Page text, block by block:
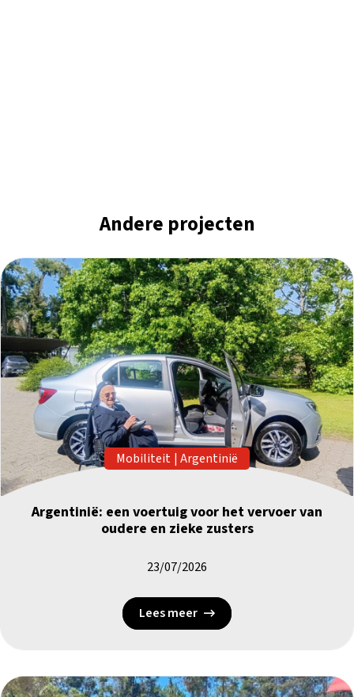
Andere projecten
Mobiliteit | Argentinië
Argentinië: een voertuig voor het vervoer van
oudere en zieke zusters
23/07/2026
Lees meer